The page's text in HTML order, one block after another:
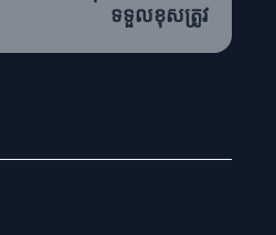
ទទួលខុសត្រូវ